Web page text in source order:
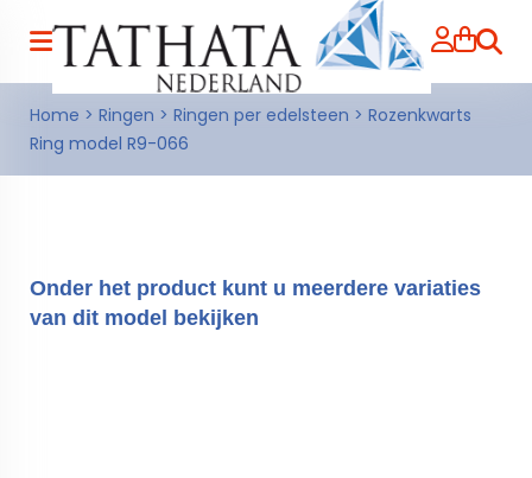
Home > Ringen > Ringen per edelsteen > Rozenkwarts
Ring model R9-066
Onder het product kunt u meerdere variaties
van dit model bekijken